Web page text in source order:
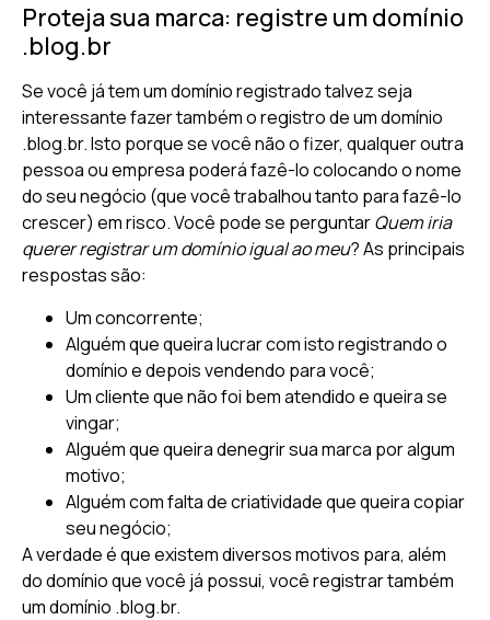
Proteja sua marca: registre um domínio
.blog.br
Se você já tem um domínio registrado talvez seja
interessante fazer também o registro de um domínio
.blog.br. Isto porque se você não o fizer, qualquer outra
pessoa ou empresa poderá fazê-lo colocando o nome
do seu negócio (que você trabalhou tanto para fazê-lo
crescer) em risco. Você pode se perguntarQuem iria
querer registrar um domínio igual ao meu? As principais
respostas são:
Um concorrente;
Alguém que queira lucrar com isto registrando o
domínio e depois vendendo para você;
Um cliente que não foi bem atendido e queira se
vingar;
Alguém que queira denegrir sua marca por algum
motivo;
Alguém com falta de criatividade que queira copiar
seu negócio;
A verdade é que existem diversos motivos para, além
do domínio que você já possui, você registrar também
um domínio .blog.br.